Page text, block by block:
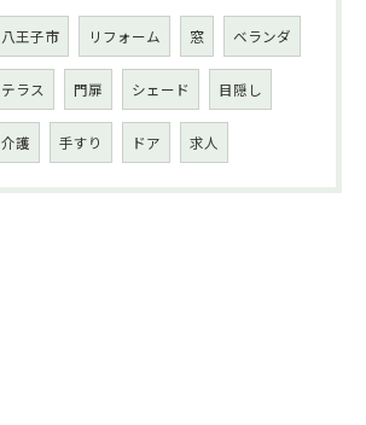
八王子市 リフォーム 窓 ベランダ
テラス 門扉 シェード 目隠し
介護 手すり ドア 求人